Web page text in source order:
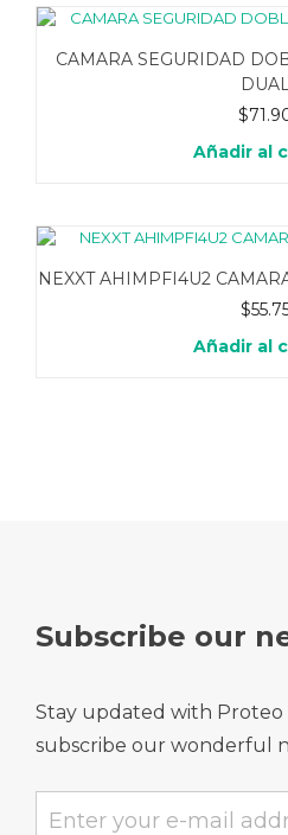
CAMARA SEGURIDAD
$
Añadir al
NEXXT AHIMPFI4U2
$
Añadir al
Subscribe our
Stay updated with Proteo
subscribe our wonderful